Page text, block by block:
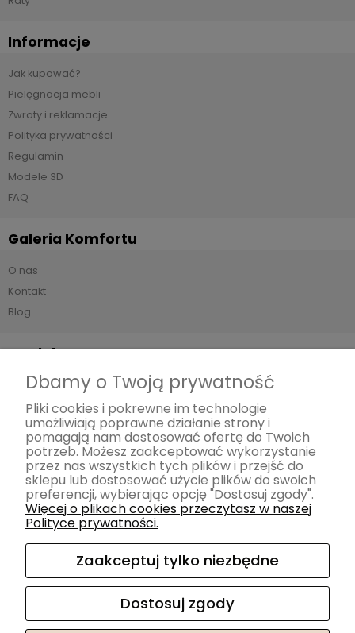
Informacje
Jak kupować?
Pielęgnacja mebli
Zwroty i reklamacje
Polityka prywatności
Regulamin
Modele 3D
FAQ
Galeria Komfortu
O nas
Kontakt
Blog
Produkty
Sofy
Narożniki
Meble z funkcją spania Smart
Meble modułowe
Fotele
Pufy
Łóżka
Krzesła
Akcesoria
Dbamy o Twoją prywatność
Pliki cookies i pokrewne im technologie
umożliwiają poprawne działanie strony i
pomagają nam dostosować ofertę do Twoich
potrzeb. Możesz zaakceptować wykorzystanie
przez nas wszystkich tych plików i przejść do
sklepu lub dostosować użycie plików do swoich
preferencji, wybierając opcję "Dostosuj zgody".
Więcej o plikach cookies przeczytasz w naszej
Polityce prywatności.
Zaakceptuj tylko niezbędne
Dostosuj zgody